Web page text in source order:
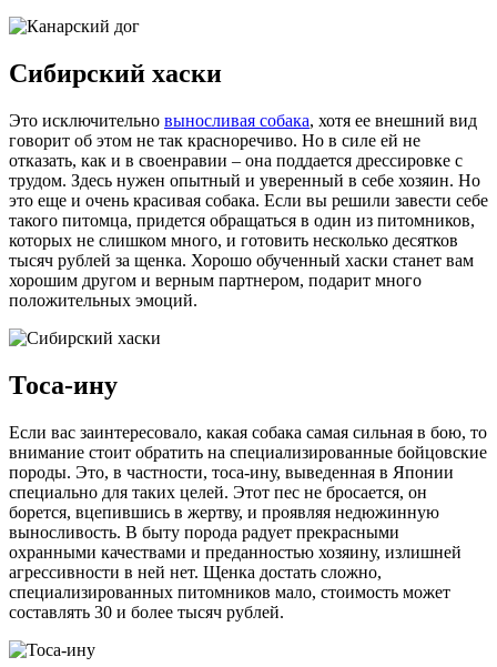
Сибирский хаски
Это исключительно выносливая собака, хотя ее внешний вид
говорит об этом не так красноречиво. Но в силе ей не
отказать, как и в своенравии – она поддается дрессировке с
трудом. Здесь нужен опытный и уверенный в себе хозяин. Но
это еще и очень красивая собака. Если вы решили завести себе
такого питомца, придется обращаться в один из питомников,
которых не слишком много, и готовить несколько десятков
тысяч рублей за щенка. Хорошо обученный хаски станет вам
хорошим другом и верным партнером, подарит много
положительных эмоций.
Тоса-ину
Если вас заинтересовало, какая собака самая сильная в бою, то
внимание стоит обратить на специализированные бойцовские
породы. Это, в частности, тоса-ину, выведенная в Японии
специально для таких целей. Этот пес не бросается, он
борется, вцепившись в жертву, и проявляя недюжинную
выносливость. В быту порода радует прекрасными
охранными качествами и преданностью хозяину, излишней
агрессивности в ней нет. Щенка достать сложно,
специализированных питомников мало, стоимость может
составлять 30 и более тысяч рублей.